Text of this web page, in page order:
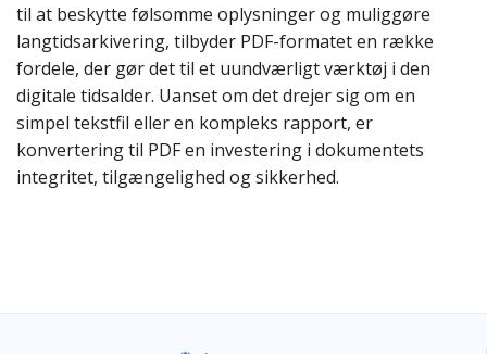
til at beskytte følsomme oplysninger og muliggøre
langtidsarkivering, tilbyder PDF-formatet en række
fordele, der gør det til et uundværligt værktøj i den
digitale tidsalder. Uanset om det drejer sig om en
simpel tekstfil eller en kompleks rapport, er
konvertering til PDF en investering i dokumentets
integritet, tilgængelighed og sikkerhed.